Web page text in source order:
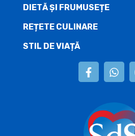
DIETĂ ŞI FRUMUSEȚE
REȚETE CULINARE
STIL DE VIAȚĂ